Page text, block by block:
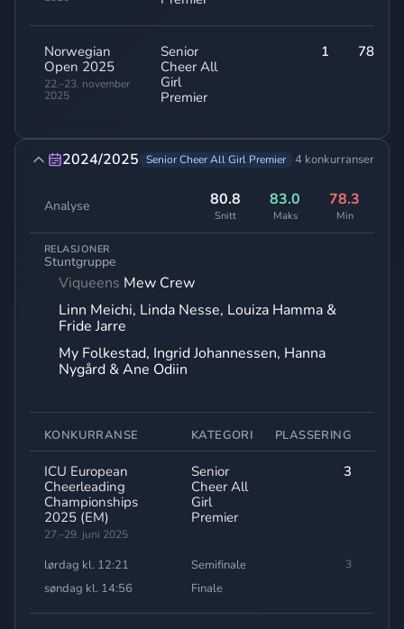
Norwegian
Open 2025
22.–23. november
2025
Senior
Cheer All
Girl
Premier
1 78,80
2024/2025 Senior Cheer All Girl Premier 4 konkurranser
Analyse 80.8
Snitt
83.0
Maks
78.3
Min
RELASJONER
Stuntgruppe
Viqueens Mew Crew
Linn Meichi, Linda Nesse, Louiza Hamma &
Fride Jarre
My Folkestad, Ingrid Johannessen, Hanna
Nygård & Ane Odiin
KONKURRANSE KATEGORI PLASSERING
ICU European
Cheerleading
Championships
2025 (EM)
27.–29. juni 2025
Senior
Cheer All
Girl
Premier
3
lørdag kl. 12:21 Semifinale 3
søndag kl. 14:56 Finale